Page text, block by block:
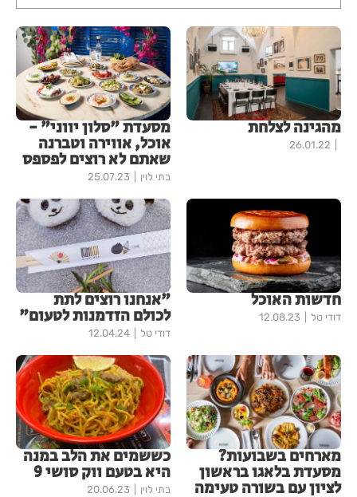
מהגינה לצלחת
26.01.22
מסעדת "סלון יווני" -
אוכל, אווירה וטברנה
שאתם לא רוצים לפספס
בתי לוין 25.07.23
חדשות האוכל
דודי טל 12.08.23
"אנחנו רוצים לתת
לכולם הזדמנות לטעום"
דודי טל 12.04.24
מארחים בשבועות?
מסעדת בלאגו בראשון
לציון עם בשורה טעימה
כששמים את הלב במנה
היא בטעם ווק סושי 9
בתי לוין 20.06.23